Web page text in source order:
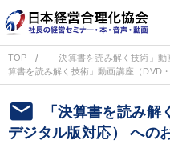
TOP 「決算書を読み解く技術」
算書を読み解く技術」動画講座（DVD
email
「決算書を読み解
デジタル版対応） への